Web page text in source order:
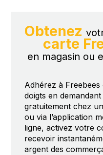
Obtenez
carte
en magasin ou
Adhérez à
doigts en
gratuitement chez
ou via l’application
ligne, activez votre
recevoir
argent des